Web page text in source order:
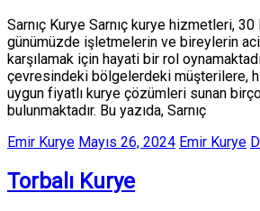
Sarnıç Kurye Sarnıç kurye hizmetleri, 30
günümüzde işletmelerin ve bireylerin
karşılamak için hayati bir rol
çevresindeki bölgelerdeki müşterilere,
uygun fiyatlı kurye çözümleri sunan
bulunmaktadır. Bu yazıda, Sarnıç
Emir Kurye Mayıs 26, 2024 Emir Kurye
Torbalı Kurye